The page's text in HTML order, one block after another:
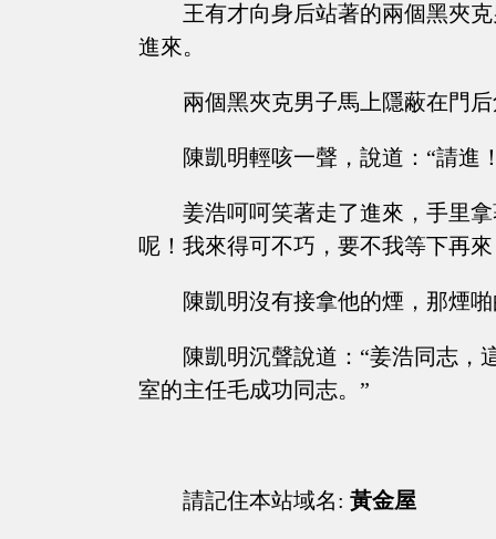
王有才向身后站著的兩個黑夾
進來。
兩個黑夾克男子馬上隱蔽在門
陳凱明輕咳一聲，說道：“請進
姜浩呵呵笑著走了進來，手里
呢！我來得可不巧，要不我等下再來
陳凱明沒有接拿他的煙，那煙
陳凱明沉聲說道：“姜浩同志，
室的主任毛成功同志。”
請記住本站域名: 黃金屋